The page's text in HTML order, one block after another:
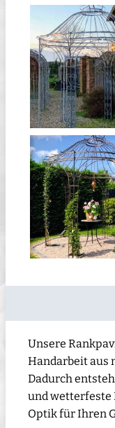
Unsere
Handarbeit aus
Dadurch
und wetterfeste
Optik für Ihren